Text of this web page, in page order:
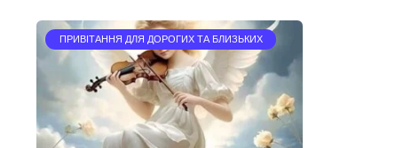
ПРИВІТАННЯ ДЛЯ ДОРОГИХ ТА БЛИЗЬКИХ